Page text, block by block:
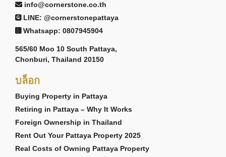
info@cornerstone.co.th
LINE: @cornerstonepattaya
Whatsapp: 0807945904
565/60 Moo 10 South Pattaya,
Chonburi, Thailand 20150
บล็อก
Buying Property in Pattaya
Retiring in Pattaya – Why It Works
Foreign Ownership in Thailand
Rent Out Your Pattaya Property 2025
Real Costs of Owning Pattaya Property